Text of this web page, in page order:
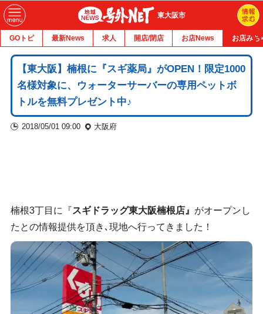
東大阪市
GOトピ 最新News 求人 開店/閉店 お店News お店みち
【東大阪】楠根に『スギ薬局』がOPEN！限定1000
名様対象に、ウォーターサーバーの専用ペットボ
トルを無料プレゼント中♪
2018/05/01 09:00 大阪府
楠根3丁目に『スギドラッグ東大阪楠根店』 がオープンし
たとの情報提供を頂き､現地へ行ってきました！